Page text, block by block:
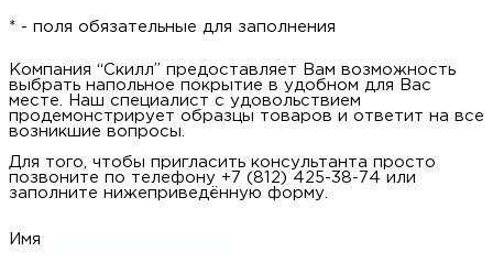
Телефон*
Адрес*
* - поля обязательные для заполнения
Компания “Скилл” предоставляет Вам возможность